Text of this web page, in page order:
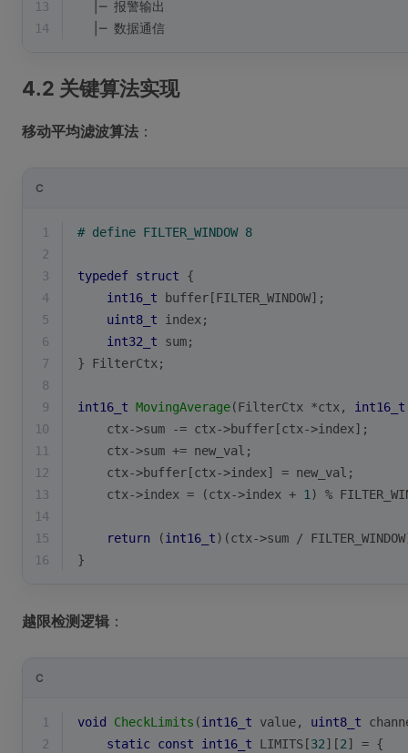
13
  │─ 报警输出
14
  │─ 数据通信
4.2 关键算法实现
移动平均滤波算法 ：
C
1 # define FILTER_WINDOW 8
2
3
typedef struct {
4
int16_t buffer[FILTER_WINDOW];
5
uint8_t index;
6
int32_t sum;
7
} FilterCtx;
8
9
int16_t MovingAverage(FilterCtx *ctx, int16_t
10
    ctx->sum -= ctx->buffer[ctx->index];
11
    ctx->sum += new_val;
12
    ctx->buffer[ctx->index] = new_val;
13
    ctx->index = (ctx->index +
1 ) %
14
15
return (int16_t)(ctx->sum /
16
}
越限检测逻辑 ：
C
1 void CheckLimits (int16_t value, uint8_t
2
static const int16_t LIMITS[32][2] = {